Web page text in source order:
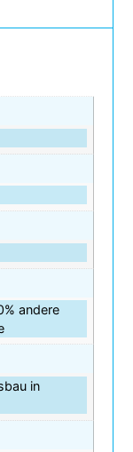
andere
in